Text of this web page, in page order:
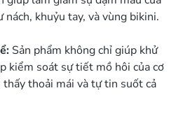
nách, khuỷu tay, và vùng bikini.
Sản phẩm không chỉ giúp khử
kiểm soát sự tiết mồ hôi của cơ
thoải mái và tự tin suốt cả